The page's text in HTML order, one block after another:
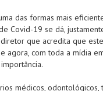
das formas mais
Covid-19 se dá,
diretor que acredita que
agora, com toda a mídia
médicos, odontológicos,